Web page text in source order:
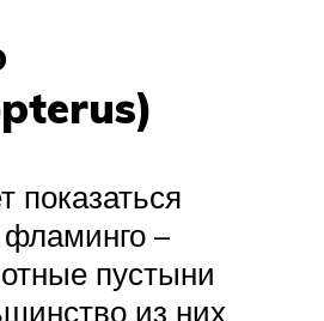
показаться
–
пустыни
из них